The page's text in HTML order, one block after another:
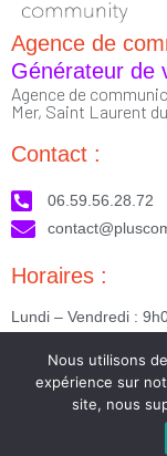
Agence de
Générateur de
Agence de
Mer, Saint Laurent
Contact :
06.59.56.28.72
Horaires :
Lundi – Vendredi :
Nous suivre :
Nous utilisons
expérience sur
site, nous